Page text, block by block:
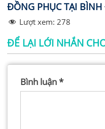
ĐỒNG PHỤC TẠI
Lượt xem: 278
ĐỂ LẠI LỚI NHẮN
Bình luận*